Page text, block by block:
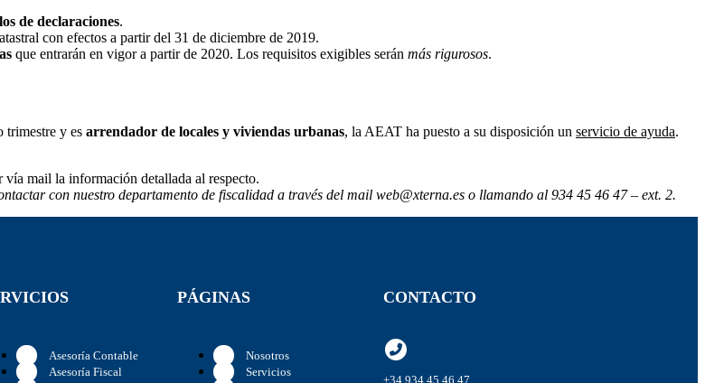
de declaraciones.
con efectos a partir del 31 de diciembre de 2019.
que entrarán en vigor a partir de 2020. Los requisitos exigibles serán más rigurosos.
trimestre y es arrendador de locales y viviendas urbanas, la AEAT ha puesto a su disposición un servicio de ayuda.
vía mail la información detallada al respecto.
con nuestro departamento de fiscalidad a través del mail web@xterna.es o llamando al 934 45 46 47– ext. 2.
Asesoría Contable
Asesoría Fiscal
PÁGINAS
Nosotros
Servicios
CONTACTO
+34 934 45 46 47